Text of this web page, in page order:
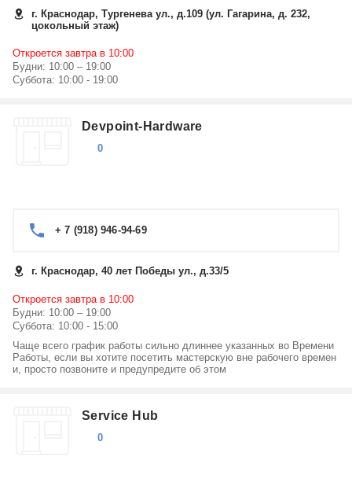
г. Краснодар, Тургенева ул., д.109 (ул. Гагарина, д. 232,
цокольный этаж)
Откроется завтра в 10:00
Будни: 10:00 – 19:00
Суббота: 10:00 - 19:00
Devpoint-Hardware
0
+ 7 (918) 946-94-69
г. Краснодар, 40 лет Победы ул., д.33/5
Откроется завтра в 10:00
Будни: 10:00 – 19:00
Суббота: 10:00 - 15:00
Чаще всего график работы сильно длиннее указанных во Времени
Работы, если вы хотите посетить мастерскую вне рабочего времен
и, просто позвоните и предупредите об этом
Service Hub
0